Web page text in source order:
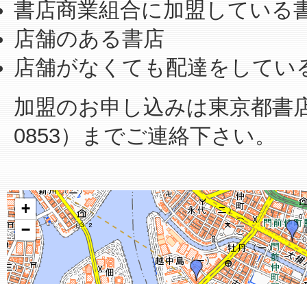
書店商業組合に加盟している
店舗のある書店
店舗がなくても配達をしてい
加盟のお申し込みは東京都書
0853）までご連絡下さい。
+
−